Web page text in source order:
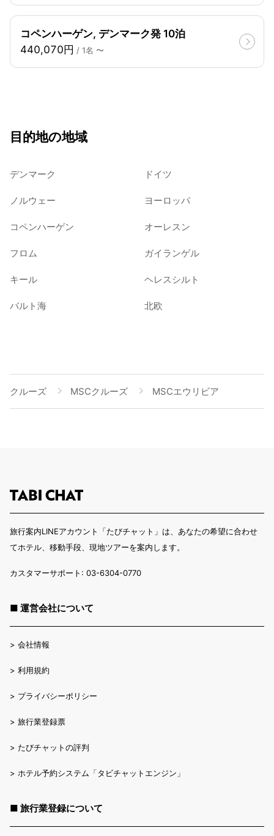
コペンハーゲン, デンマーク発 10泊
440,070円 / 1名 〜
目的地の地域
デンマーク ドイツ
ノルウェー ヨーロッパ
コペンハーゲン オーレスン
フロム ガイランゲル
キール ヘレスシルト
バルト海 北欧
クルーズ MSCクルーズ MSCエウリビア
旅行案内LINEアカウント「たびチャット」は、あなたの希望に合わせ
てホテル、移動手段、現地ツアーを案内します。
カスタマーサポート: 03-6304-0770
■ 運営会社について
> 会社情報
> 利用規約
> プライバシーポリシー
> 旅行業登録票
> たびチャットの評判
> ホテル予約システム「タビチャットエンジン」
■ 旅行業登録について